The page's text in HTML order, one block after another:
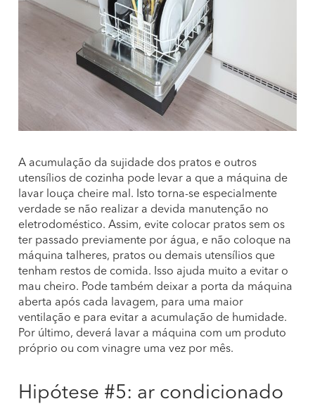
A acumulação da sujidade dos pratos e outros
utensílios de cozinha pode levar a que a máquina de
lavar louça cheire mal. Isto torna-se especialmente
verdade se não realizar a devida manutenção no
eletrodoméstico. Assim, evite colocar pratos sem os
ter passado previamente por água, e não coloque na
máquina talheres, pratos ou demais utensílios que
tenham restos de comida. Isso ajuda muito a evitar o
mau cheiro. Pode também deixar a porta da máquina
aberta após cada lavagem, para uma maior
ventilação e para evitar a acumulação de humidade.
Por último, deverá lavar a máquina com um produto
próprio ou com vinagre uma vez por mês.
Hipótese #5: ar condicionado